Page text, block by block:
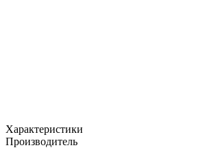
Характеристики
Производитель